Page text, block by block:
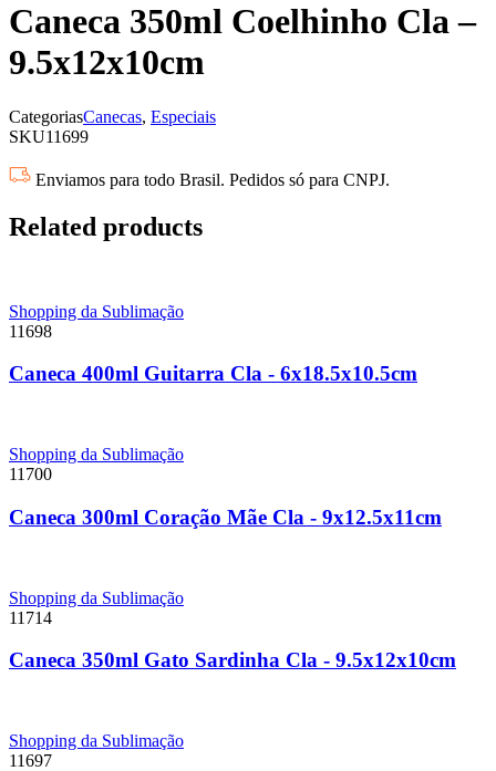
Caneca 350ml Coelhinho Cla –
9.5x12x10cm
CategoriasCanecas, Especiais
SKU11699
Enviamos para todo Brasil. Pedidos só para CNPJ.
Related products
Shopping da Sublimação
11698
Caneca 400ml Guitarra Cla - 6x18.5x10.5cm
Shopping da Sublimação
11700
Caneca 300ml Coração Mãe Cla - 9x12.5x11cm
Shopping da Sublimação
11714
Caneca 350ml Gato Sardinha Cla - 9.5x12x10cm
Shopping da Sublimação
11697